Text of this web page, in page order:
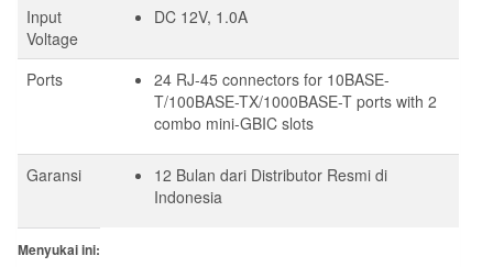
Input
Voltage
DC 12V, 1.0A
Ports
24 RJ-45 connectors for 10BASE-
T/100BASE-TX/1000BASE-T ports with 2
combo mini-GBIC slots
Garansi
12 Bulan dari Distributor Resmi di
Indonesia
Menyukai ini: